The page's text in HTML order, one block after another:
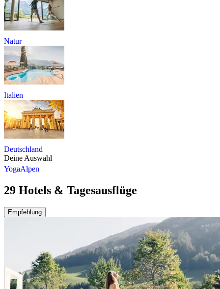
Natur
Italien
Deutschland
Deine Auswahl
YogaAlpen
29 Hotels & Tagesausflüge
Empfehlung